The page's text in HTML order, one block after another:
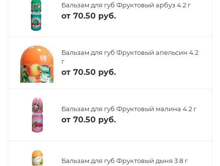
Бальзам для губ Фруктовый арбуз 4.2 г
от 70.50 руб.
Бальзам для губ Фруктовый апельсин 4.2
г
от 70.50 руб.
Бальзам для губ Фруктовый малина 4.2 г
от 70.50 руб.
Бальзам для губ Фруктовый дыня 3.8 г